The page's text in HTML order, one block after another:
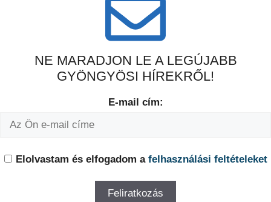
NE MARADJON LE A LEGÚJABB
GYÖNGYÖSI HÍREKRŐL!
E-mail cím:
Elolvastam és elfogadom a felhasználási feltételeket